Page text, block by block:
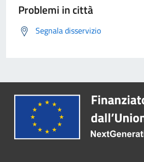
Problemi in città
Segnala disservizio